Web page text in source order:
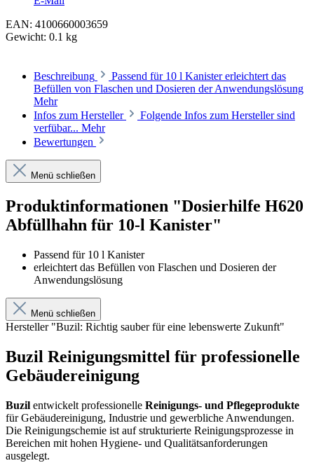
EAN: 4100660003659
Gewicht: 0.1 kg
Beschreibung
Passend für 10 l Kanister erleichtert das
Befüllen von Flaschen und Dosieren der Anwendungslösung
Mehr
Infos zum Hersteller
Folgende Infos zum Hersteller sind
verfübar... Mehr
Bewertungen
Menü schließen
Produktinformationen "Dosierhilfe H620
Abfüllhahn für 10-l Kanister"
Passend für 10 l Kanister
erleichtert das Befüllen von Flaschen und Dosieren der
Anwendungslösung
Menü schließen
Hersteller "Buzil: Richtig sauber für eine lebenswerte Zukunft"
Buzil Reinigungsmittel für professionelle
Gebäudereinigung
Buzil entwickelt professionelle Reinigungs- und Pflegeprodukte
für Gebäudereinigung, Industrie und gewerbliche Anwendungen.
Die Reinigungschemie ist auf strukturierte Reinigungsprozesse in
Bereichen mit hohen Hygiene- und Qualitätsanforderungen
ausgelegt.